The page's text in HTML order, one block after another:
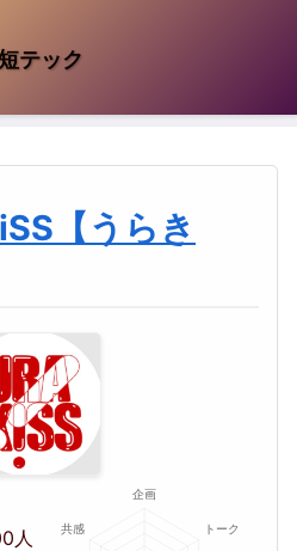
テック
【うらき
人